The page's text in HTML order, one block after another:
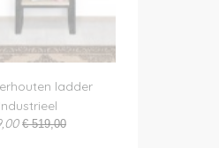
ladder
€ 519,00